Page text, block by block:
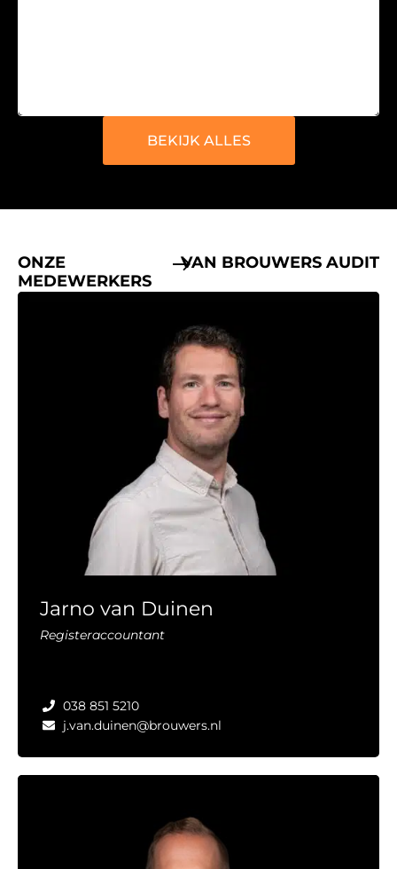
BEKIJK ALLES
ONZE
MEDEWERKERS
VAN BROUWERS AUDIT
Jarno van Duinen
Registeraccountant
038 851 5210
j.van.duinen@brouwers.nl